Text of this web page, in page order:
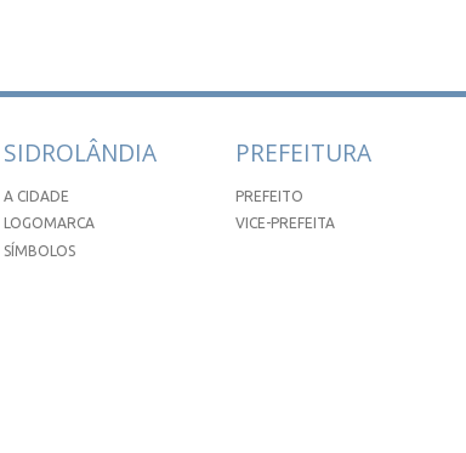
SIDROLÂNDIA
A CIDADE
LOGOMARCA
SÍMBOLOS
PREFEITURA
PREFEITO
VICE-PREFEITA